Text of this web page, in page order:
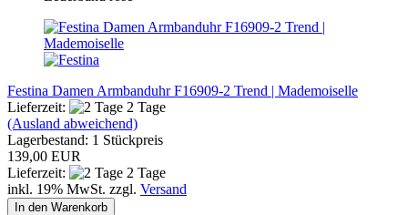
Festina Damen Armbanduhr F16909-2 Trend | Mademoiselle
Lieferzeit:
2 Tage
(Ausland abweichend)
Lagerbestand: 1 Stückpreis
139,00 EUR
Lieferzeit:
2 Tage
inkl. 19% MwSt. zzgl. Versand
In den Warenkorb